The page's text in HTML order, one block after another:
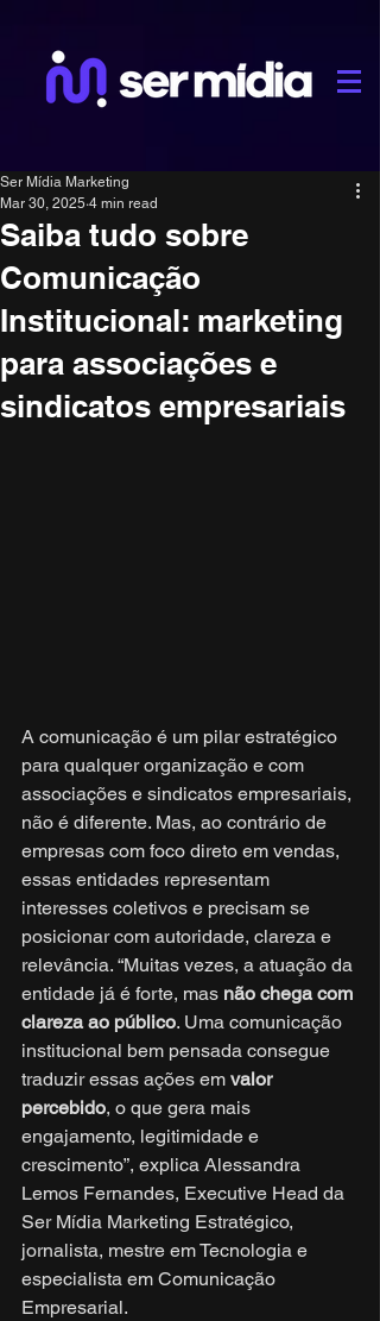
Saiba tudo sobre
Comunicação
Institucional: marketing
para associações e
sindicatos empresariais
Ser Mídia Marketing
Mar 30, 2025 4 min read
A comunicação é um pilar estratégico
para qualquer organização e com
associações e sindicatos empresariais,
não é diferente. Mas, ao contrário de
empresas com foco direto em vendas,
essas entidades representam
interesses coletivos e precisam se
posicionar com autoridade, clareza e
relevância. “Muitas vezes, a atuação da
entidade já é forte, mas não chega com
clareza ao público. Uma comunicação
institucional bem pensada consegue
traduzir essas ações em valor
percebido, o que gera mais
engajamento, legitimidade e
crescimento”, explica Alessandra
Lemos Fernandes, Executive Head da
Ser Mídia Marketing Estratégico,
jornalista, mestre em Tecnologia e
especialista em Comunicação
Empresarial.